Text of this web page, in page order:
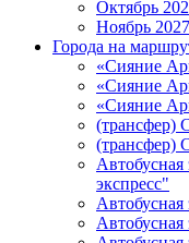
Октябрь
Ноябрь 2027
Города на
«Сияние
«Сияние
«Сияние
(трансфер)
(трансфер)
экспресс"
Автобусная